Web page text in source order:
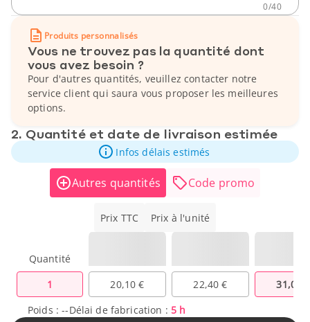
0/40
Produits personnalisés
Vous ne trouvez pas la quantité dont
vous avez besoin ?
Pour d'autres quantités, veuillez contacter notre
service client qui saura vous proposer les meilleures
options.
2. Quantité et date de livraison estimée
Infos délais estimés
Autres quantités Code promo
Prix TTC Prix à l'unité
Quantité
1
20,10 € 22,40 €
31,00 €
Poids :--Délai de fabrication : 5 h